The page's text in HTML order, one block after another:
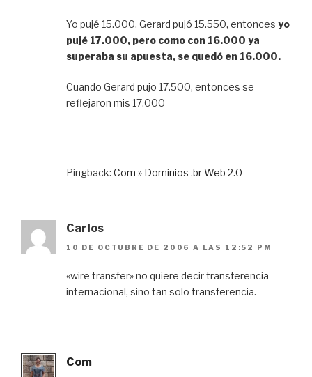
Yo pujé 15.000, Gerard pujó 15.550, entonces yo
pujé 17.000, pero como con 16.000 ya
superaba su apuesta, se quedó en 16.000.
Cuando Gerard pujo 17.500, entonces se
reflejaron mis 17.000
Pingback: Com » Dominios .br Web 2.0
Carlos
10 DE OCTUBRE DE 2006 A LAS 12:52 PM
«wire transfer» no quiere decir transferencia
internacional, sino tan solo transferencia.
Com